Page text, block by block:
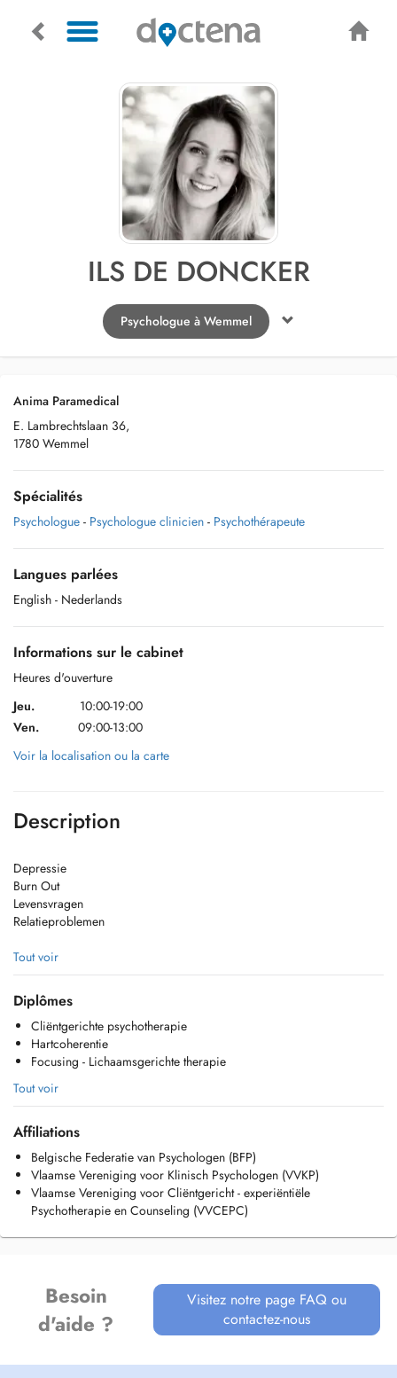
ILS DE DONCKER
Psychologue à Wemmel
Anima Paramedical
E. Lambrechtslaan 36,
1780 Wemmel
Spécialités
Psychologue - Psychologue clinicien - Psychothérapeute
Langues parlées
English - Nederlands
Informations sur le cabinet
Heures d'ouverture
Jeu.
10:00-19:00
Ven.
09:00-13:00
Voir la localisation ou la carte
Description
Depressie
Burn Out
Levensvragen
Relatieproblemen
Stemmingsstoornissen (depressie, bipolariteit,...)
Trauma (misbruik, verwaarlozing,...)
Verlieservaringen (rouw, relatiebreuk, scheiding,...)
Relationele problemen (partner, kinderen/ouders, sociaal)
Afhankelijkheid (alcohol, medicatie, drugs)
Stress, overspannenheid, burnout en slaapproblemen
Levensvragen en levenskwaliteit
Conflicthantering
Angstklachten (paniek, spanning, overmatige bezorgdheid,...)
Pychosomatische klachten
Tout voir
Diplômes
Cliëntgerichte psychotherapie
Hartcoherentie
Focusing - Lichaamsgerichte therapie
Tout voir
Affiliations
Belgische Federatie van Psychologen (BFP)
Vlaamse Vereniging voor Klinisch Psychologen (VVKP)
Vlaamse Vereniging voor Cliëntgericht - experiëntiële
Psychotherapie en Counseling (VVCEPC)
Besoin
d'aide ?
Visitez notre page FAQ ou
contactez-nous